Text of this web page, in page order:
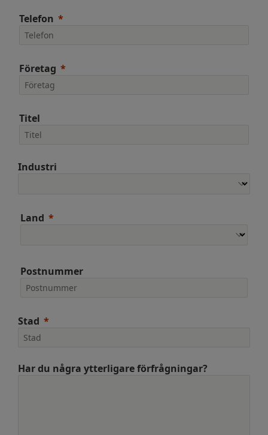
Telefon
Företag
Titel
Industri
Land
Postnummer
Stad
Har du några ytterligare förfrågningar?